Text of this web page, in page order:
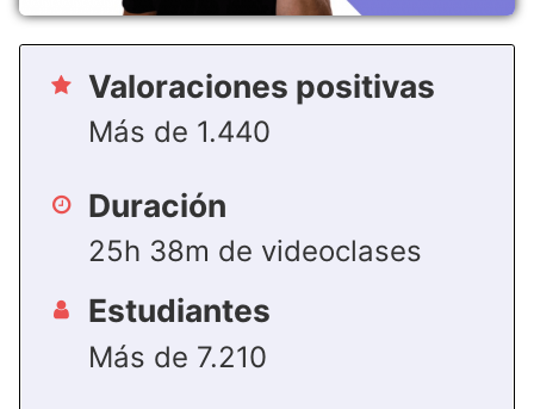
Valoraciones positivas
Más de 1.440
Duración
25h 38m de videoclases
Estudiantes
Más de 7.210